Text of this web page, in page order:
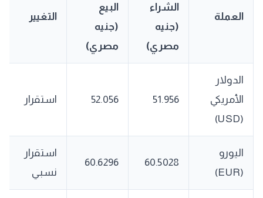
العملة
الشراء
(جنيه
مصري)
البيع
(جنيه
مصري)
التغيير
الدولار
الأمريكي
(USD)
51.956
52.056 استقرار
اليورو
(EUR)
60.5028
60.6296
استقرار
نسبي